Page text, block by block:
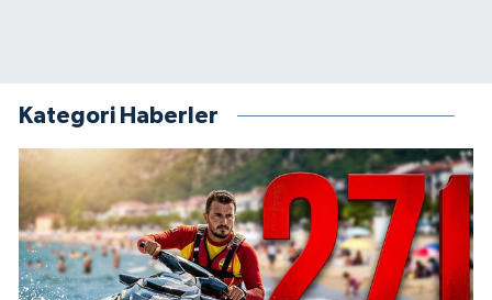
Kategori Haberler